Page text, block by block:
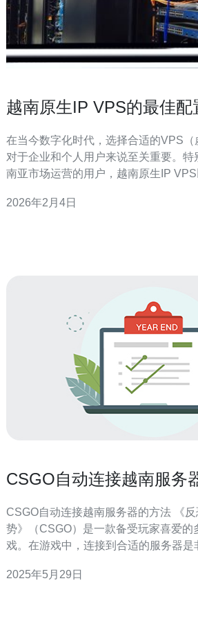
越南原生IP VPS的最佳配
在当今数字化时代，选择合适的VPS（
对于企业和个人用户来说至关重要。特
南亚市场运营的用户，越南原生IP
如何配置和使用越南原生IP VPS，以提
2026年2月4日
CSGO自动连接越南服务
CSGO自动连接越南服务器的方法 《反恐精英：全球攻
势》（CSGO）是一款备受玩家喜爱的
戏。在游戏中，连接到合适的服务器是
绍如何自动连接到越南服务器，帮助玩
2025年5月29日